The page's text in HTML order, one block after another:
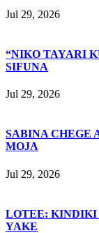
Jul 29, 2026
“NIKO TAYARI
SIFUNA
Jul 29, 2026
SABINA CHEGE
MOJA
Jul 29, 2026
LOTEE: KINDIKI
YAKE